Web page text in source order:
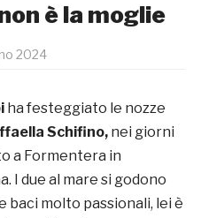
è la moglie
2024
ha festeggiato le nozze
Schifino, nei giorni
a Formentera in
I due al mare si godono
baci molto passionali, lei è